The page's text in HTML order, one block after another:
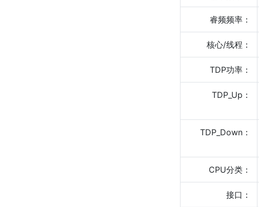
睿频频率：
核心/线程：
TDP功率：
TDP_Up：
TDP_Down：
CPU分类：
接口：